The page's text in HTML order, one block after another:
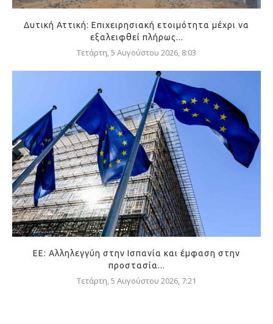
Δυτική Αττική: Επιχειρησιακή ετοιμότητα μέχρι να
εξαλειφθεί πλήρως...
Τετάρτη, 5 Αυγούστου 2026, 8:03
ΕΕ: Αλληλεγγύη στην Ισπανία και έμφαση στην
προστασία...
Τετάρτη, 5 Αυγούστου 2026, 7:21